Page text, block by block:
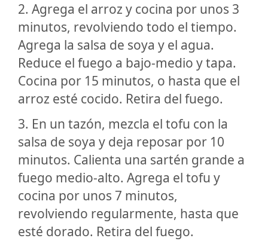
2. Agrega el arroz y cocina por unos 3
minutos, revolviendo todo el tiempo.
Agrega la salsa de soya y el agua.
Reduce el fuego a bajo-medio y tapa.
Cocina por 15 minutos, o hasta que el
arroz esté cocido. Retira del fuego.
3. En un tazón, mezcla el tofu con la
salsa de soya y deja reposar por 10
minutos. Calienta una sartén grande a
fuego medio-alto. Agrega el tofu y
cocina por unos 7 minutos,
revolviendo regularmente, hasta que
esté dorado. Retira del fuego.